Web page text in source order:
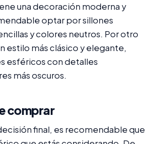
una decoración moderna y
optar por sillones
y colores neutros. Por otro
estilo más clásico y elegante,
esféricos con detalles
más oscuros.
comprar
final, es recomendable que